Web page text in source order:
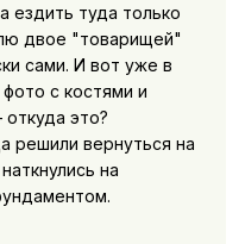
ездить туда только
двое "товарищей"
сами. И вот уже в
с костями и
это?
решили вернуться на
на